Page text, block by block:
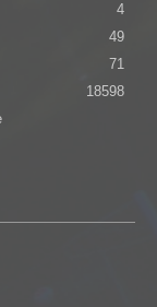
4
49
71
18598